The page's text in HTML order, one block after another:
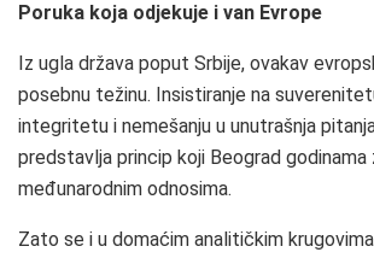
Poruka koja odjekuje i van Evrope
Iz ugla država poput Srbije, ovakav
posebnu težinu. Insistiranje na
integritetu i nemešanju u unutrašnja
predstavlja princip koji Beograd godinama
međunarodnim odnosima.
Zato se i u domaćim analitičkim